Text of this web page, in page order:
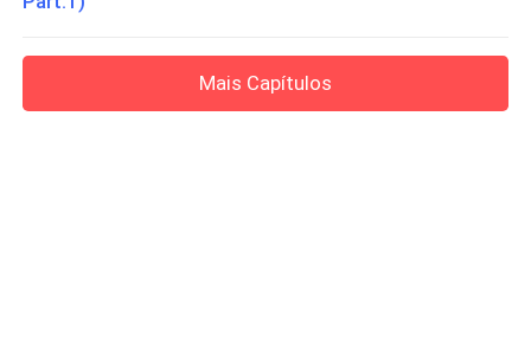
Mais Capítulos